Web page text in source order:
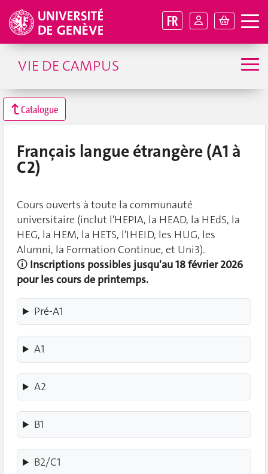
FR
VIE DE CAMPUS
Catalogue
Français langue étrangère (A1 à
C2)
Cours ouverts à toute la communauté
universitaire (inclut l'HEPIA, la HEAD, la HEdS, la
HEG, la HEM, la HETS, l'IHEID, les HUG, les
Alumni, la Formation Continue, et Uni3).
🛈 Inscriptions possibles jusqu'au 18 février 2026
pour les cours de printemps.
Pré-A1
A1
A2
B1
B2/C1